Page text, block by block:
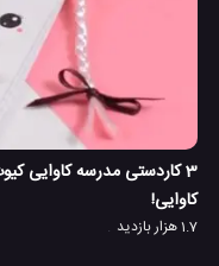
3 کاردستی مدرسه کاوایی
کاوایی!
1.7 هزار بازدید